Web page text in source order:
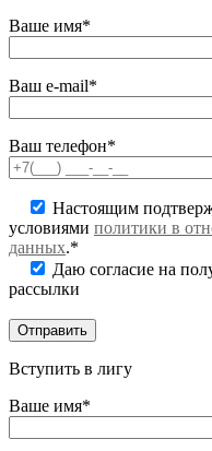
Ваше имя*
Ваш e-mail*
Ваш телефон*
Настоящим
условиями политики в
данных.*
Даю согласие на
рассылки
Вступить в лигу
Ваше имя*